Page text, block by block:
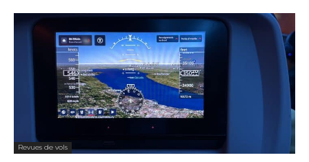
Revues de vols